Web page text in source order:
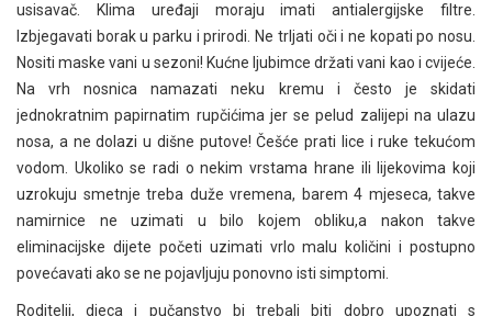
usisavač. Klima uređaji moraju imati antialergijske filtre.
Izbjegavati borak u parku i prirodi. Ne trljati oči i ne kopati po nosu.
Nositi maske vani u sezoni! Kućne ljubimce držati vani kao i cvijeće.
Na vrh nosnica namazati neku kremu i često je skidati
jednokratnim papirnatim rupčićima jer se pelud zalijepi na ulazu
nosa, a ne dolazi u dišne putove! Češće prati lice i ruke tekućom
vodom. Ukoliko se radi o nekim vrstama hrane ili lijekovima koji
uzrokuju smetnje treba duže vremena, barem 4 mjeseca, takve
namirnice ne uzimati u bilo kojem obliku,a nakon takve
eliminacijske dijete početi uzimati vrlo malu količini i postupno
povećavati ako se ne pojavljuju ponovno isti simptomi.
Roditelji, djeca i pučanstvo bi trebali biti dobro upoznati s